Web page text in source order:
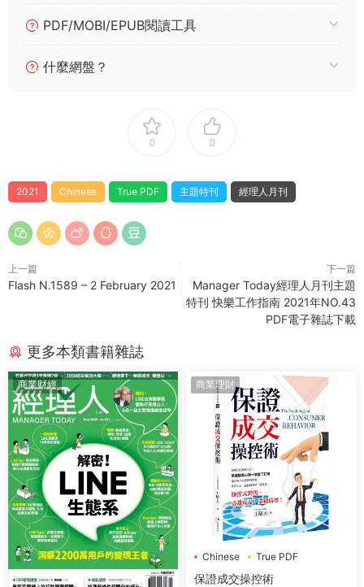
PDF/MOBI/EPUB閱讀工具
什麼網盤？
0 0
2021 Chinese True PDF 主題特刊 經理人月刊
上一篇
Flash N.1589 – 2 February 2021
下一篇
Manager Today經理人月刊主題
特刊 快樂工作指南 2021年NO.43
PDF電子雜誌下載
更多本類書籍雜誌
商業财經 商業理財
Chinese
True PDF
創見文化
保證成交操控術